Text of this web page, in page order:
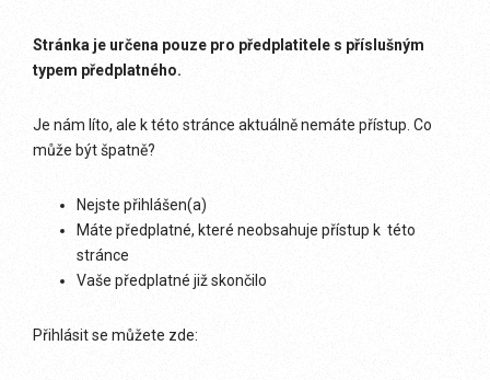
Stránka je určena pouze pro předplatitele s příslušným
typem předplatného.
Je nám líto, ale k této stránce aktuálně nemáte přístup. Co
může být špatně?
Nejste přihlášen(a)
Máte předplatné, které neobsahuje přístup k této
stránce
Vaše předplatné již skončilo
Přihlásit se můžete zde: